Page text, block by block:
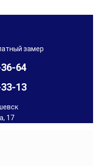
окон в
замер
64
13
17